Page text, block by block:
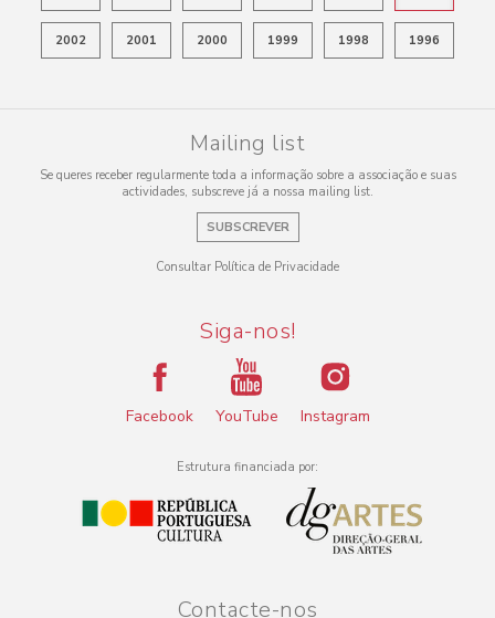
2002 2001 2000 1999 1998 1996
Mailing list
Se queres receber regularmente toda a informação sobre a associação e suas
actividades, subscreve já a nossa mailing list.
SUBSCREVER
Consultar Política de Privacidade
Siga-nos!
Facebook YouTube Instagram
Estrutura financiada por:
Contacte-nos